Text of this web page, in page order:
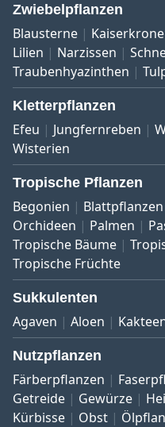
Zwiebelpflanzen
Blausterne
Lilien
Narzissen
Traubenhyazinthen
Kletterpflanzen
Efeu Jungfernreben
Wisterien
Tropische Pflanzen
Begonien Blattpflanzen
Orchideen
Palmen
Tropische Bäume
Tropische Früchte
Sukkulenten
Agaven Aloen
Nutzpflanzen
Färberpflanzen
Getreide
Gewürze
Kürbisse
Obst